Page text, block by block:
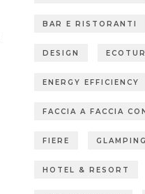
BAR E RISTORANTI
DESIGN
ENERGY EFFICIENCY
FACCIA A FACCIA
FIERE GLAMPING
HOTEL & RESORT